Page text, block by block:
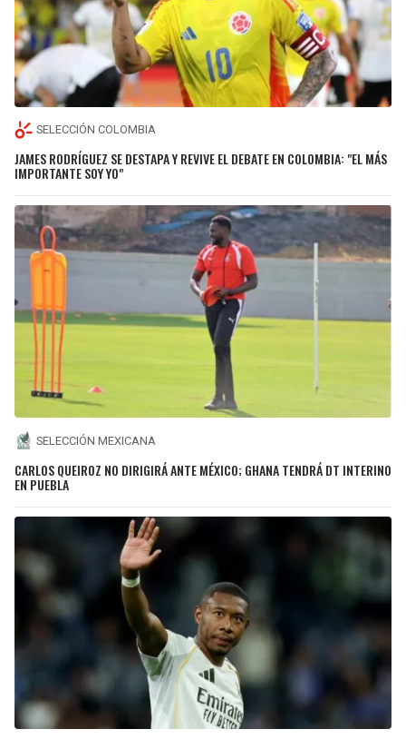
SELECCIÓN COLOMBIA
JAMES RODRÍGUEZ SE DESTAPA Y REVIVE EL DEBATE EN COLOMBIA: "EL MÁS
IMPORTANTE SOY YO"
SELECCIÓN MEXICANA
CARLOS QUEIROZ NO DIRIGIRÁ ANTE MÉXICO; GHANA TENDRÁ DT INTERINO
EN PUEBLA